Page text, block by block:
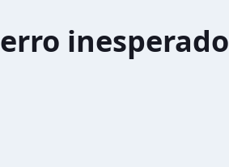
erro inesperado